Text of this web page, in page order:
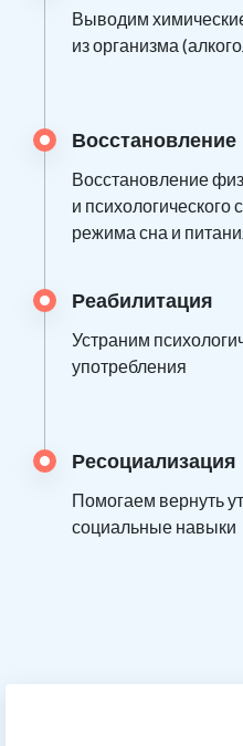
Выводим
из организма
Восстановление
Восстановление
и психологического
режима сна и
Реабилитация
Устраним
употребления
Ресоциализация
Помогаем вернуть
социальные навыки